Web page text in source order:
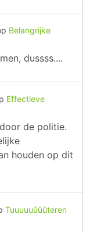
Belangrijke
dussss....
Effectieve
de politie.
houden op dit
Tuuuuuûûûteren